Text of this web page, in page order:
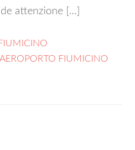
attenzione […]
FIUMICINO